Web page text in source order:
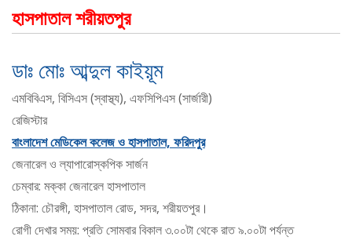
হাসপাতাল শরীয়তপুর
ডাঃ মোঃ আব্দুল কাইয়ূম
এমবিবিএস, বিসিএস (স্বাস্থ্য), এফসিপিএস (সার্জারী)
রেজিস্টার
বাংলাদেশ মেডিকেল কলেজ ও হাসপাতাল, ফরিদপুর
জেনারেল ও ল্যাপারোস্কপিক সার্জন
চেম্বার: মক্কা জেনারেল হাসপাতাল
ঠিকানা: চৌরঙ্গী, হাসপাতাল রোড, সদর, শরীয়তপুর।
রোগী দেখার সময়: প্রতি সোমবার বিকাল ৩.০০টা থেকে রাত ৯.০০টা পর্যন্ত